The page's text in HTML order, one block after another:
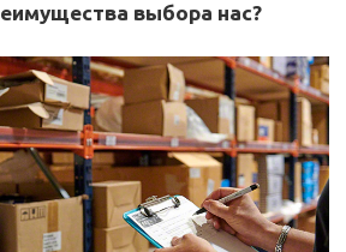
выбора нас?